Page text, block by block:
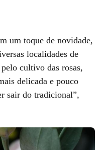
um toque de novidade,
localidades de
cultivo das rosas,
delicada e pouco
sair do tradicional”,